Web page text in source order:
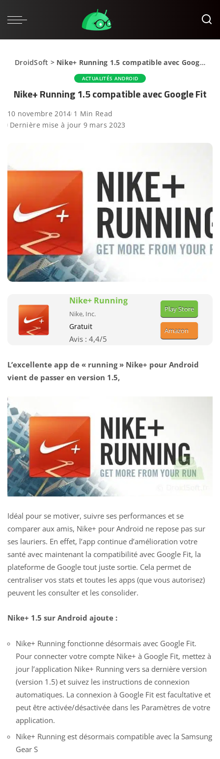
DroidSoft > Nike+ Running 1.5 compatible avec Google Fit
ACTUALITÉS ANDROID
Nike+ Running 1.5 compatible avec Google Fit
10 novembre 2014 1 Min Read
Dernière mise à jour 9 mars 2023
Nike+ Running
Nike, Inc.
Gratuit
Avis : 4,4/5
Play Store
Amazon
L’excellente app de « running » Nike+ pour Android
vient de passer en version 1.5,
Idéal pour se motiver, suivre ses performances et se
comparer aux amis, Nike+ pour Android ne repose pas sur
ses lauriers. En effet, l’app continue d’amélioration votre
santé avec maintenant la compatibilité avec Google Fit, la
plateforme de Google tout juste sortie. Cela permet de
centraliser vos stats et toutes les apps (que vous autorisez)
peuvent les consulter et les consolider.
Nike+ 1.5 sur Android ajoute :
Nike+ Running fonctionne désormais avec Google Fit.
Pour connecter votre compte Nike+ à Google Fit, mettez à
jour l’application Nike+ Running vers sa dernière version
(version 1.5) et suivez les instructions de connexion
automatiques. La connexion à Google Fit est facultative et
peut être activée/désactivée dans les Paramètres de votre
application.
Nike+ Running est désormais compatible avec la Samsung
Gear S